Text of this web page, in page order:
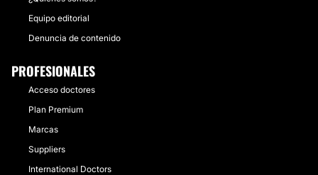
Equipo editorial
Denuncia de contenido
PROFESIONALES
Acceso doctores
Plan Premium
Marcas
Suppliers
International Doctors